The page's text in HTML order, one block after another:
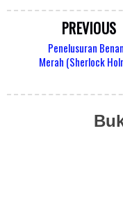
PREVIOUS
Penelusuran
Merah (Sherlock